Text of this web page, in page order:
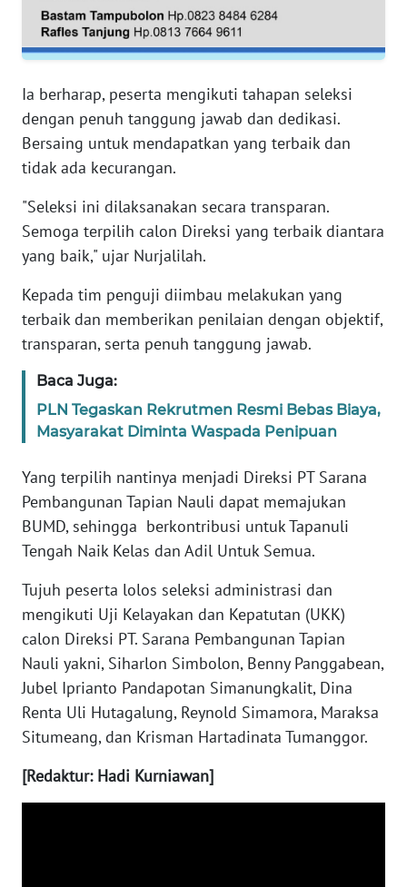
Ia berharap, peserta mengikuti tahapan seleksi
dengan penuh tanggung jawab dan dedikasi.
Bersaing untuk mendapatkan yang terbaik dan
tidak ada kecurangan.
"Seleksi ini dilaksanakan secara transparan.
Semoga terpilih calon Direksi yang terbaik diantara
yang baik," ujar Nurjalilah.
Kepada tim penguji diimbau melakukan yang
terbaik dan memberikan penilaian dengan objektif,
transparan, serta penuh tanggung jawab.
Baca Juga:
PLN Tegaskan Rekrutmen Resmi Bebas Biaya,
Masyarakat Diminta Waspada Penipuan
Yang terpilih nantinya menjadi Direksi PT Sarana
Pembangunan Tapian Nauli dapat memajukan
BUMD, sehingga berkontribusi untuk Tapanuli
Tengah Naik Kelas dan Adil Untuk Semua.
Tujuh peserta lolos seleksi administrasi dan
mengikuti Uji Kelayakan dan Kepatutan (UKK)
calon Direksi PT. Sarana Pembangunan Tapian
Nauli yakni, Siharlon Simbolon, Benny Panggabean,
Jubel Iprianto Pandapotan Simanungkalit, Dina
Renta Uli Hutagalung, Reynold Simamora, Maraksa
Situmeang, dan Krisman Hartadinata Tumanggor.
[Redaktur: Hadi Kurniawan]
BARAT
WN
WN
SERAMBI
JAMBI
WN
WN
NTB
SULTENG
SULBAR
WN
BABEL
WN
SUMBAR
WN
SUMSEL
BENGKULU